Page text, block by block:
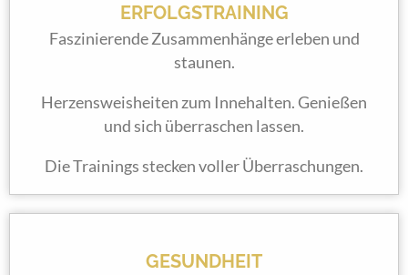
ERFOLGSTRAINING
Faszinierende Zusammenhänge erleben und
staunen.
Herzensweisheiten zum Innehalten. Genießen
und sich überraschen lassen.
Die Trainings stecken voller Überraschungen.
GESUNDHEIT